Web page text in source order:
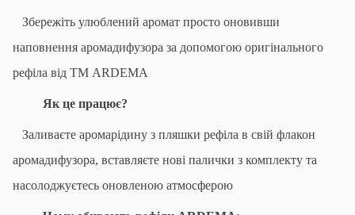
Збережіть улюблений аромат просто оновивши
наповнення аромадифузора за допомогою оригінального
рефіла від ТМ ARDEMA
Як це працює?
Заливаєте аромарідину з пляшки рефіла в свій флакон
аромадифузора, вставляєте нові палички з комплекту та
насолоджуєтесь оновленою атмосферою